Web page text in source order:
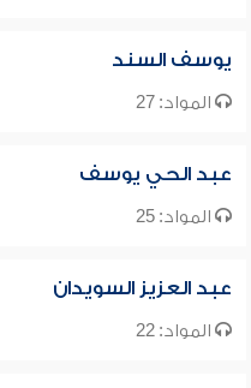
يوسف السند
المواد: 27
عبد الحي يوسف
المواد: 25
عبد العزيز السويدان
المواد: 22